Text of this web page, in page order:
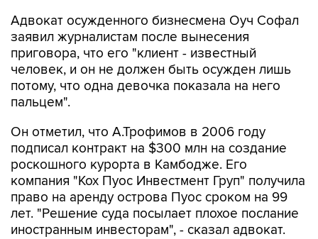
Адвокат осужденного бизнесмена Оуч Софал
заявил журналистам после вынесения
приговора, что его "клиент - известный
человек, и он не должен быть осужден лишь
потому, что одна девочка показала на него
пальцем".
Он отметил, что А.Трофимов в 2006 году
подписал контракт на $300 млн на создание
роскошного курорта в Камбодже. Его
компания "Кох Пуос Инвестмент Груп" получила
право на аренду острова Пуос сроком на 99
лет. "Решение суда посылает плохое послание
иностранным инвесторам", - сказал адвокат.